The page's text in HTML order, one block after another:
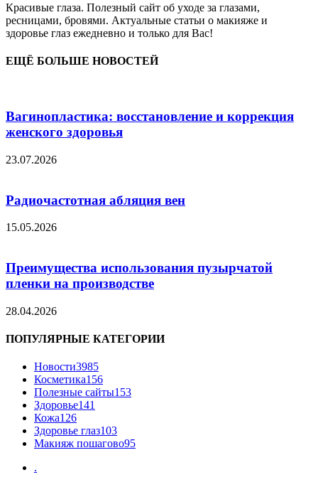
Красивые глаза. Полезный сайт об уходе за глазами,
ресницами, бровями. Актуальные статьи о макияже и
здоровье глаз ежедневно и только для Вас!
ЕЩЁ БОЛЬШЕ НОВОСТЕЙ
Вагинопластика: восстановление и коррекция
женского здоровья
23.07.2026
Радиочастотная абляция вен
15.05.2026
Преимущества использования пузырчатой
пленки на производстве
28.04.2026
ПОПУЛЯРНЫЕ КАТЕГОРИИ
Новости3985
Косметика156
Полезные сайты153
Здоровье141
Кожа126
Здоровье глаз103
Макияж пошагово95
.